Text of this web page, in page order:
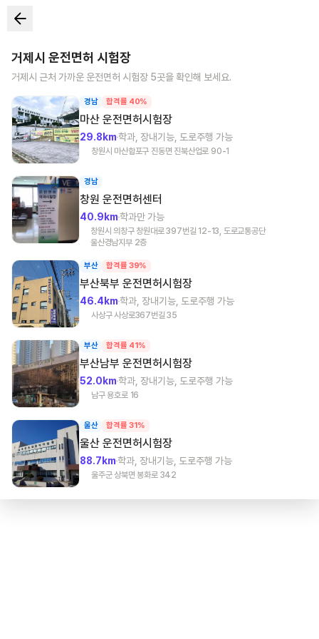
거제시 운전면허 시험장
거제시 근처 가까운 운전면허 시험장 5곳을 확인해 보세요.
경남 합격률 40%
마산 운전면허시험장
29.8km학과, 장내기능, 도로주행 가능
창원시 마산합포구 진동면 진북산업로 90-1
경남
창원 운전면허센터
40.9km학과만 가능
창원시 의창구 창원대로 397번길 12-13, 도로교통공단
울산경남지부 2층
부산 합격률 39%
부산북부 운전면허시험장
46.4km학과, 장내기능, 도로주행 가능
사상구 사상로367번길 35
부산 합격률 41%
부산남부 운전면허시험장
52.0km학과, 장내기능, 도로주행 가능
남구 용호로 16
울산 합격률 31%
울산 운전면허시험장
88.7km학과, 장내기능, 도로주행 가능
울주군 상북면 봉화로 342